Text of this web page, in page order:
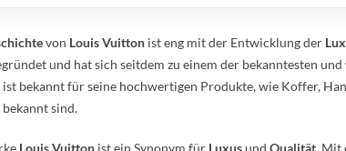
von Louis Vuitton ist eng mit der Entwicklung der
und hat sich seitdem zu einem der bekanntesten
ist bekannt für seine hochwertigen Produkte, wie Koffer,
bekannt sind.